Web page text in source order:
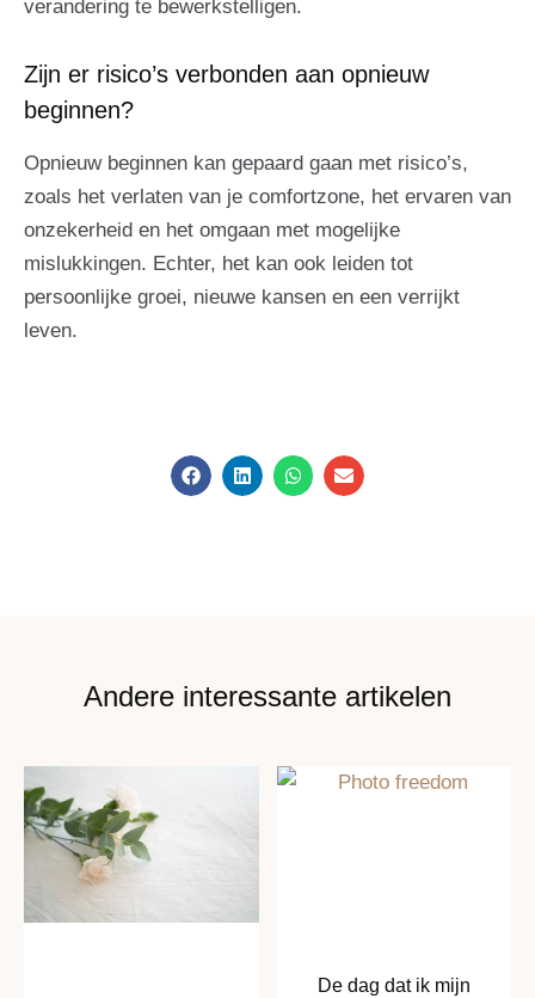
verandering te bewerkstelligen.
Zijn er risico’s verbonden aan opnieuw
beginnen?
Opnieuw beginnen kan gepaard gaan met risico’s,
zoals het verlaten van je comfortzone, het ervaren van
onzekerheid en het omgaan met mogelijke
mislukkingen. Echter, het kan ook leiden tot
persoonlijke groei, nieuwe kansen en een verrijkt
leven.
Andere interessante artikelen
De dag dat ik mijn